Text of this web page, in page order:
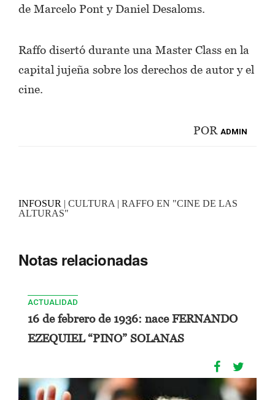
de Marcelo Pont y Daniel Desaloms.
Raffo disertó durante una Master Class en la
capital jujeña sobre los derechos de autor y el
cine.
POR ADMIN
INFOSUR | CULTURA | RAFFO EN "CINE DE LAS
ALTURAS"
Notas relacionadas
ACTUALIDAD
16 de febrero de 1936: nace FERNANDO
EZEQUIEL “PINO” SOLANAS